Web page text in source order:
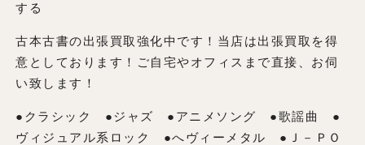
する
古本古書の出張買取強化中です！当店は出張買取を得
意としております！ご自宅やオフィスまで直接、お伺
い致します！
●クラシック ●ジャズ ●アニメソング ●歌謡曲 ●
ヴィジュアル系ロック ●へヴィーメタル ●Ｊ－ＰＯ